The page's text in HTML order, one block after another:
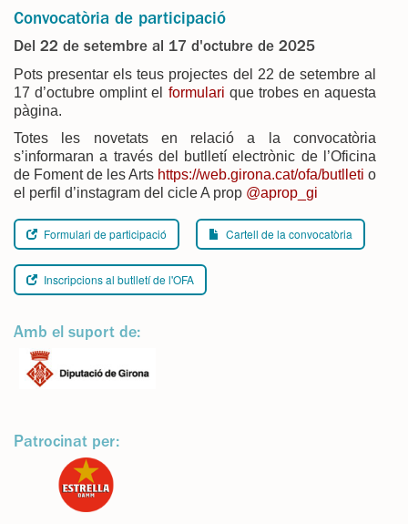
Convocatòria de participació
Del 22 de setembre al 17 d'octubre de 2025
Pots presentar els teus projectes del 22 de setembre al
17 d’octubre omplint el formulari que trobes en aquesta
pàgina.
Totes les novetats en relació a la convocatòria
s’informaran a través del butlletí electrònic de l’Oficina
de Foment de les Arts https://web.girona.cat/ofa/butlleti o
el perfil d’instagram del cicle A prop @aprop_gi
Formulari de participació Cartell de la convocatòria
Inscripcions al butlletí de l'OFA
Amb el suport de:
Patrocinat per: